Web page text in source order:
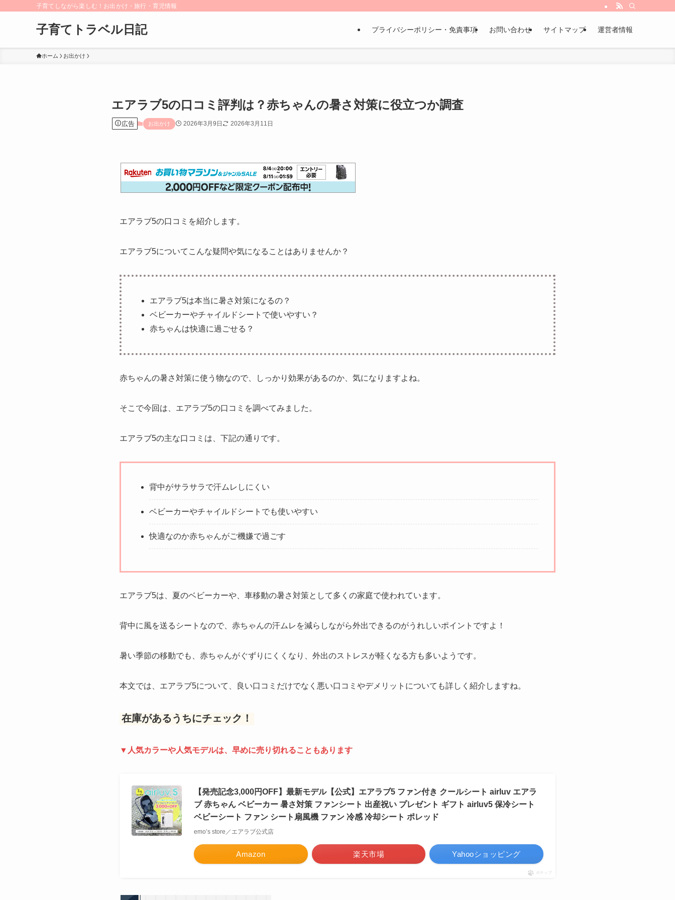
子育てしながら楽しむ！お出かけ・旅行・育児情報
子育てトラベル日記 プライバシーポリシー・免責事項 お問い合わせ サイトマップ 運営者情報
ホーム お出かけ
エアラブ5の口コミ評判は？赤ちゃんの暑さ対策に役立つか調査
広告 お出かけ 2026年3月9日 2026年3月11日
エアラブ5の口コミを紹介します。
エアラブ5についてこんな疑問や気になることはありませんか？
エアラブ5は本当に暑さ対策になるの？
ベビーカーやチャイルドシートで使いやすい？
赤ちゃんは快適に過ごせる？
赤ちゃんの暑さ対策に使う物なので、しっかり効果があるのか、気になりますよね。
そこで今回は、エアラブ5の口コミを調べてみました。
エアラブ5の主な口コミは、下記の通りです。
背中がサラサラで汗ムレしにくい
ベビーカーやチャイルドシートでも使いやすい
快適なのか赤ちゃんがご機嫌で過ごす
エアラブ5は、夏のベビーカーや、車移動の暑さ対策として多くの家庭で使われています。
背中に風を送るシートなので、赤ちゃんの汗ムレを減らしながら外出できるのがうれしいポイントですよ！
暑い季節の移動でも、赤ちゃんがぐずりにくくなり、外出のストレスが軽くなる方も多いようです。
本文では、エアラブ5について、良い口コミだけでなく悪い口コミやデメリットについても詳しく紹介しますね。
在庫があるうちにチェック！
▼人気カラーや人気モデルは、早めに売り切れることもあります
【発売記念3,000円OFF】最新モデル【公式】エアラブ5 ファン付き クールシート airluv エアラ
ブ 赤ちゃん ベビーカー 暑さ対策 ファンシート 出産祝い プレゼント ギフト airluv5 保冷シート
ベビーシート ファン シート扇風機 ファン 冷感 冷却シート ポレッド
emo’s store／エアラブ公式店
Amazon 楽天市場 Yahooショッピング
ポチップ